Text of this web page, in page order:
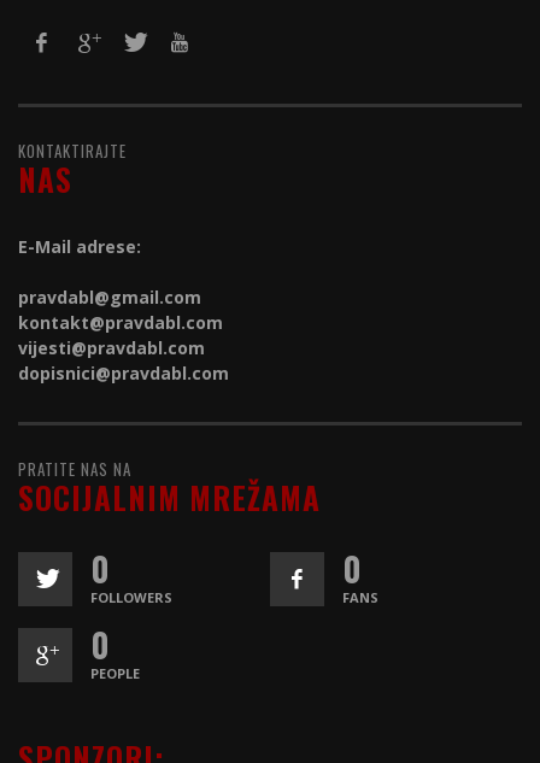
KONTAKTIRAJTE
NAS
E-Mail adrese:
pravdabl@gmail.com
kontakt@pravdabl.com
vijesti@pravdabl.com
dopisnici@pravdabl.com
PRATITE NAS NA
SOCIJALNIM MREŽAMA
0
FOLLOWERS
0
FANS
0
PEOPLE